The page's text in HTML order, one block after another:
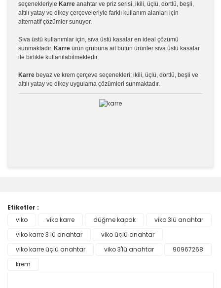
seçenekleriyle Karre anahtar ve priz serisi, ikili, üçlü, dörtlü, beşli,
altılı yatay ve dikey çerçeveleriyle farklı kullanım alanları için
alternatif çözümler sunuyor.
Sıva üstü kullanımlar için, sıva üstü kasalar en ideal çözümü
sunmaktadır. Karre ürün grubuna ait bütün ürünler sıva üstü kasalar
ile birlikte kullanılabilmektedir.
Karre beyaz ve krem çerçeve seçenekleri; ikili, üçlü, dörtlü, beşli ve
altılı yatay ve dikey uygulama çözümleri sunmaktadır.
Ürün resmi kalitesiz, bozuk veya görüntülenemiyor.
Ürün açıklamasında eksik bilgiler bulunuyor.
Ürün bilgilerinde hatalar bulunuyor.
Etiketler :
viko
viko karre düğme kapak
viko 3lü anahtar
viko karre 3 lü anahtar
viko üçlü anahtar
viko karre üçlü anahtar
viko 3'lü anahtar
90967268
krem